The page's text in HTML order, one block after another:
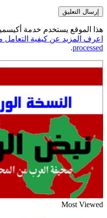
الموقع يستخدم خدمة أكيسميت
المزيد عن كيفية التعامل مع
.
Most